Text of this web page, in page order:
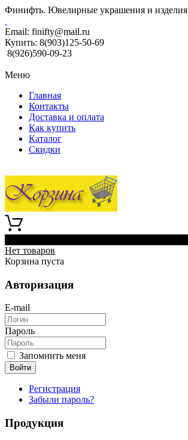
Финифть. Ювелирные украшения и изделия
Email: finifty@mail.ru
Купить: 8(903)125-50-69
8(926)590-09-23
Меню
Главная
Контакты
Доставка и оплата
Как купить
Каталог
Скидки
Нет товаров
Корзина пуста
Авторизация
E-mail
Пароль
Запомнить меня
Войти
Регистрация
Забыли пароль?
Продукция